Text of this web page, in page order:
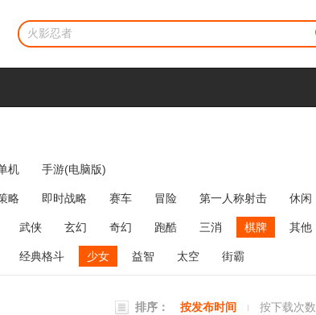
机 手游(电脑版)
略 即时战略 赛车 冒险 第一人称射击 休闲
牌类
麻将 网络游戏 弹幕射击 策略塔防
武侠 玄幻 奇幻 跑酷 三消 棋牌 其他
经典格斗 少女 益智 太空 街霸
排序： 按发布时间 按下载次数